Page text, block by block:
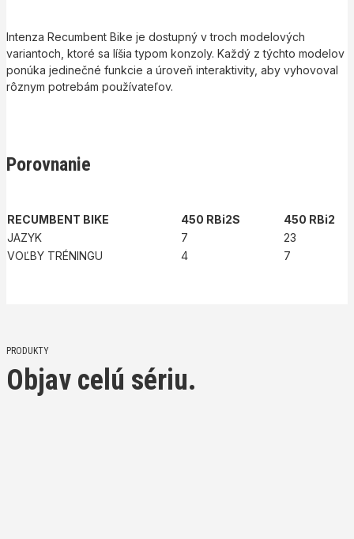
Intenza Recumbent Bike je dostupný v troch modelových
variantoch, ktoré sa líšia typom konzoly. Každý z týchto modelov
ponúka jedinečné funkcie a úroveň interaktivity, aby vyhovoval
rôznym potrebám používateľov.
Porovnanie
RECUMBENT BIKE 450 RBi2S
450 RBi2
JAZYK
7
23
VOĽBY TRÉNINGU
4 7
PRODUKTY
Objav celú sériu.